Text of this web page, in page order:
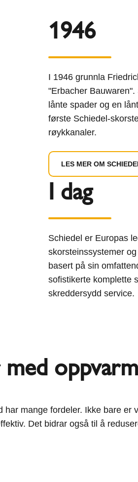
1946
I 1946 grunnla
"Erbacher
lånte spader og en
første Schiedel-
røykkanaler.
LES MER OM
I dag
Schiedel er Europas
skorsteinssystemer
basert på sin
sofistikerte komplette
skreddersydd service.
har mange fordeler. Ikke bare
Det bidrar også til å